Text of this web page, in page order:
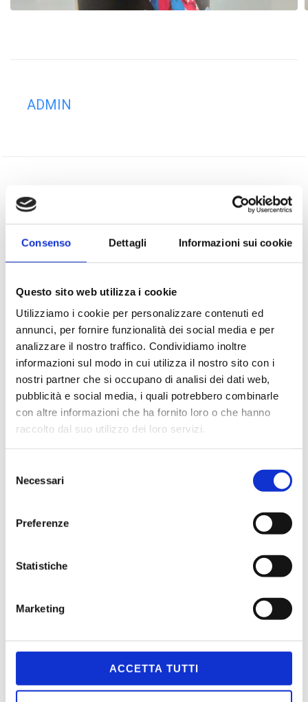
Consenso Dettagli Informazioni sui cookie
Questo sito web utilizza i cookie
Utilizziamo i cookie per personalizzare contenuti ed
annunci, per fornire funzionalità dei social media e per
analizzare il nostro traffico. Condividiamo inoltre
informazioni sul modo in cui utilizza il nostro sito con i
nostri partner che si occupano di analisi dei dati web,
pubblicità e social media, i quali potrebbero combinarle
con altre informazioni che ha fornito loro o che hanno
raccolto dal suo utilizzo dei loro servizi.
delNecessari
Preferenze
Statistiche
Marketing
ACCETTA TUTTI
ADMIN
Lascia un commento
Devi essereconnessoper inviare un commento.
ARTICOLI RECENTI
Magnani Rocca Apertura
Parma
DEDALO